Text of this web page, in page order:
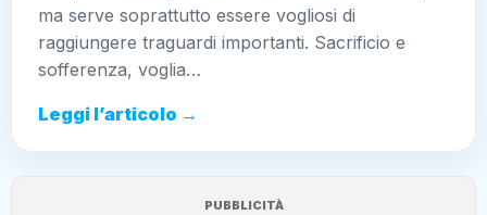
ma serve soprattutto essere vogliosi di
raggiungere traguardi importanti. Sacrificio e
sofferenza, voglia…
Leggi l’articolo →
PUBBLICITÀ